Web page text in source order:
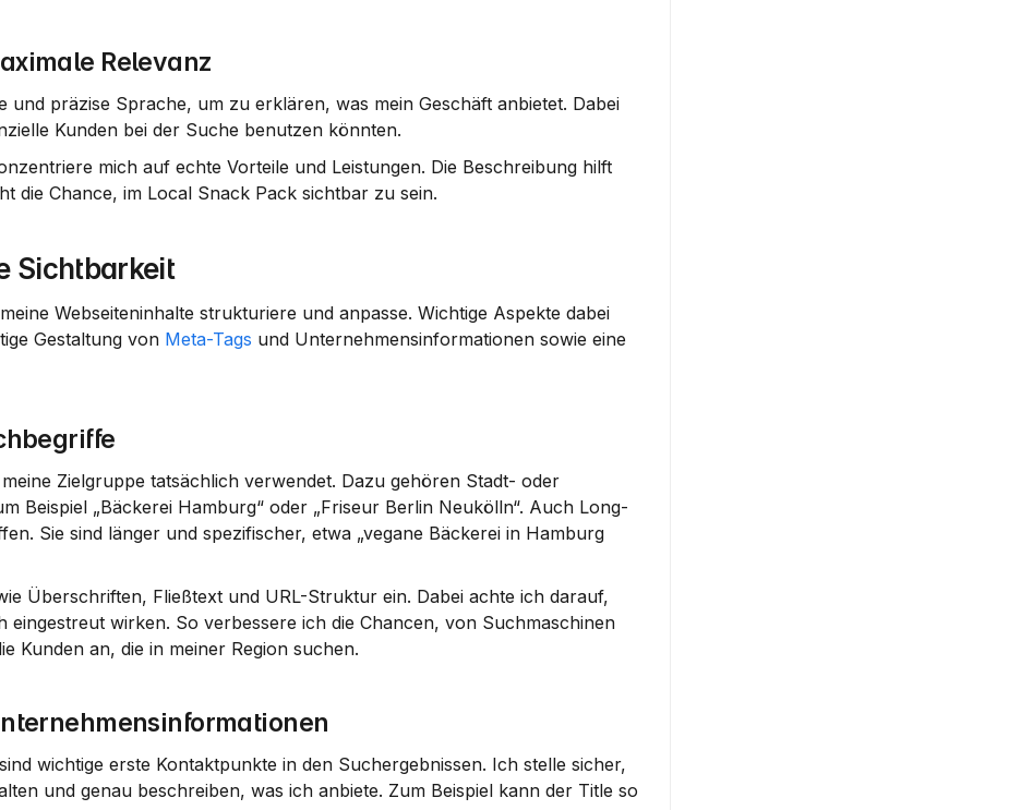
Relevanz
und präzise Sprache, um zu erklären, was mein Geschäft anbietet. Dabei
Kunden bei der Suche benutzen könnten.
mich auf echte Vorteile und Leistungen. Die Beschreibung hilft
die Chance, im Local Snack Pack sichtbar zu sein.
Sichtbarkeit
Webseiteninhalte strukturiere und anpasse. Wichtige Aspekte dabei
Gestaltung von Meta-Tags und Unternehmensinformationen sowie eine
Zielgruppe tatsächlich verwendet. Dazu gehören Stadt- oder
Beispiel „Bäckerei Hamburg“ oder „Friseur Berlin Neukölln“. Auch Long-
Sie sind länger und spezifischer, etwa „vegane Bäckerei in Hamburg
Überschriften, Fließtext und URL-Struktur ein. Dabei achte ich darauf,
wirken. So verbessere ich die Chancen, von Suchmaschinen
Kunden an, die in meiner Region suchen.
sind wichtige erste Kontaktpunkte in den Suchergebnissen. Ich stelle sicher,
und genau beschreiben, was ich anbiete. Zum Beispiel kann der Title so